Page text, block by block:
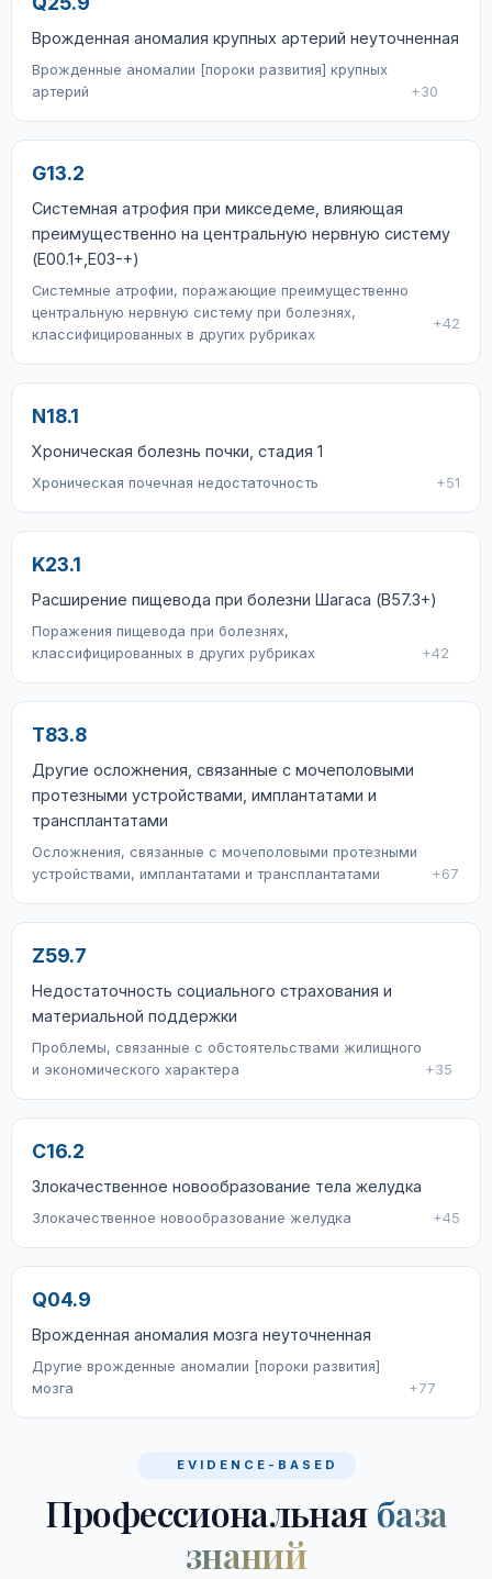
Врожденная аномалия крупных артерий неуточненная
Врожденные аномалии [пороки развития] крупных
артерий
+30
G13.2
Системная атрофия при микседеме, влияющая
преимущественно на центральную нервную систему
(E00.1+,E03-+)
Системные атрофии, поражающие преимущественно
центральную нервную систему при болезнях,
классифицированных в других рубриках
+42
N18.1
Хроническая болезнь почки, стадия 1
Хроническая почечная недостаточность +51
K23.1
Расширение пищевода при болезни Шагаса (B57.3+)
Поражения пищевода при болезнях,
классифицированных в других рубриках
+42
T83.8
Другие осложнения, связанные с мочеполовыми
протезными устройствами, имплантатами и
трансплантатами
Осложнения, связанные с мочеполовыми протезными
устройствами, имплантатами и трансплантатами
+67
Z59.7
Недостаточность социального страхования и
материальной поддержки
Проблемы, связанные с обстоятельствами жилищного
и экономического характера
+35
C16.2
Злокачественное новообразование тела желудка
Злокачественное новообразование желудка +45
Q04.9
Врожденная аномалия мозга неуточненная
Другие врожденные аномалии [пороки развития]
мозга
+77
EVIDENCE-BASED
Профессиональная база
знаний